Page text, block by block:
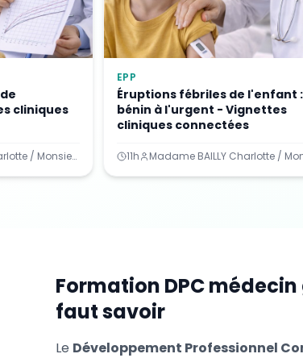
cliniques
Madame BAILLY Charlotte / Monsieur GARNIER Arnaud
EPP
Éruptions fébriles de l'enfant
bénin à l'urgent - Vignettes
cliniques connectées
11h
Formation DPC
faut savoir
Le Développement Professionnel
Je confirme
ℹ️ Clap Learning est un